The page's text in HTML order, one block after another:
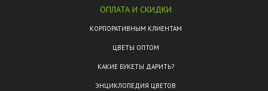
ОПЛАТА И СКИДКИ
КОРПОРАТИВНЫМ КЛИЕНТАМ
ЦВЕТЫ ОПТОМ
КАКИЕ БУКЕТЫ ДАРИТЬ?
ЭНЦИКЛОПЕДИЯ ЦВЕТОВ